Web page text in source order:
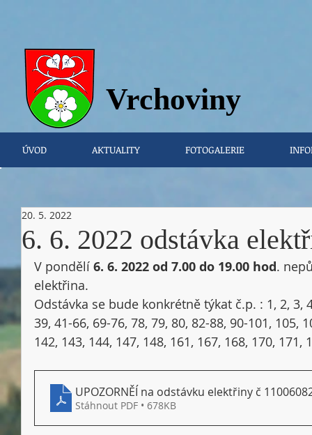
ÚVOD AKTUALITY FOTOGALERIE
Vrchoviny
6. 6. 2022 odstávka
20. 5. 2022
V pondělí 6. 6. 2022 od 7.00 do 19.00 hod.
elektřina.
Odstávka se bude konkrétně týkat č.p. : 1, 2, 3,
39, 41-66, 69-76, 78, 79, 80, 82-88, 90-101, 105,
142, 143, 144, 147, 148, 161, 167, 168, 170, 171,
UPOZORNĚÍ na odstávku elektřiny č
Stáhnout PDF • 678KB